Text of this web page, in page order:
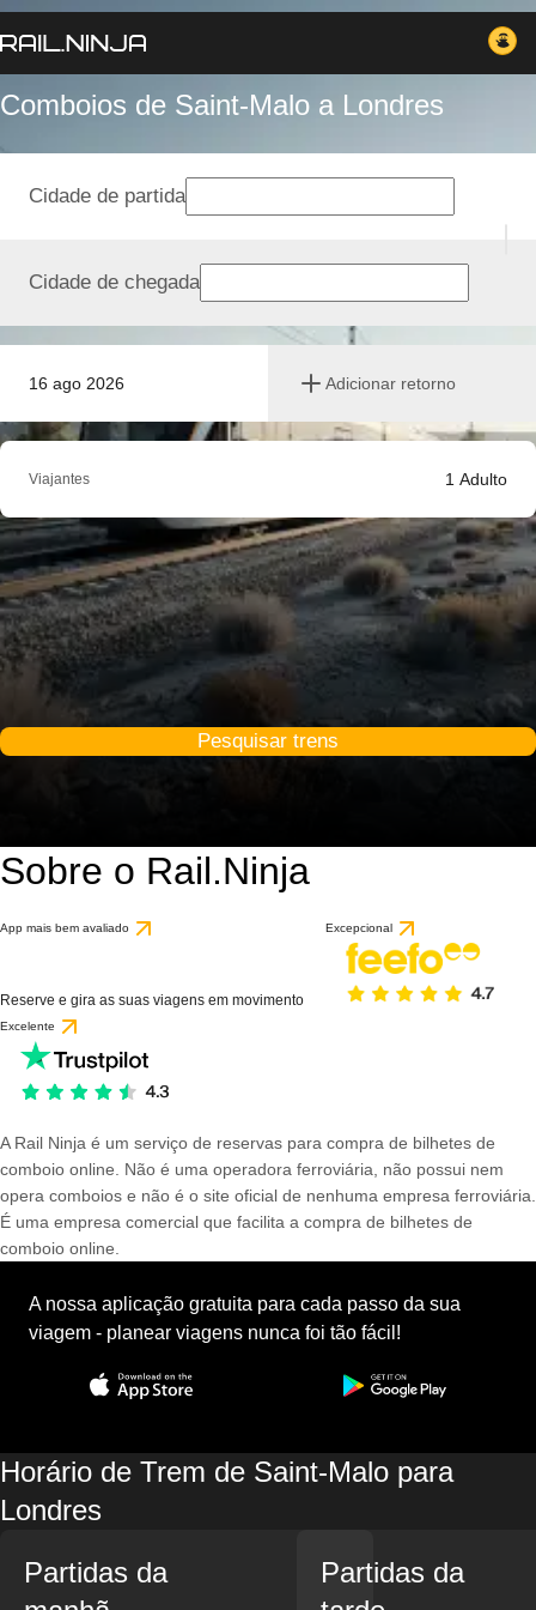
Comboios de Saint-Malo a Londres
16 ago 2026 Adicionar retorno
Cidade de partida
Cidade de chegada
Viajantes 1 Adulto
Pesquisar trens
Sobre o Rail.Ninja
App mais bem avaliado
Reserve e gira as suas viagens em movimento
Excepcional
Excelente
A Rail Ninja é um serviço de reservas para compra de bilhetes de
comboio online. Não é uma operadora ferroviária, não possui nem
opera comboios e não é o site oficial de nenhuma empresa ferroviária.
É uma empresa comercial que facilita a compra de bilhetes de
comboio online.
A nossa aplicação gratuita para cada passo da sua
viagem - planear viagens nunca foi tão fácil!
Horário de Trem de Saint-Malo para
Londres
Partidas da
Partidas da